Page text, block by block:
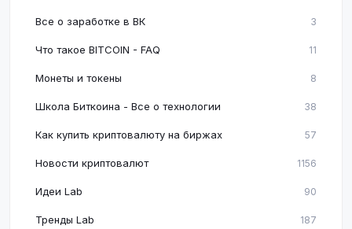
Все о заработке в ВК 3
Что такое BITCOIN - FAQ 11
Монеты и токены 8
Школа Биткоина - Все о технологии 38
Как купить криптовалюту на биржах 57
Новости криптовалют 1156
Идеи Lab 90
Тренды Lab 187